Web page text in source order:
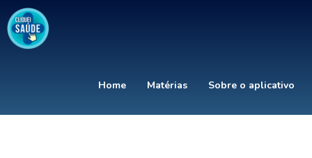
Home Matérias Sobre o aplicativo